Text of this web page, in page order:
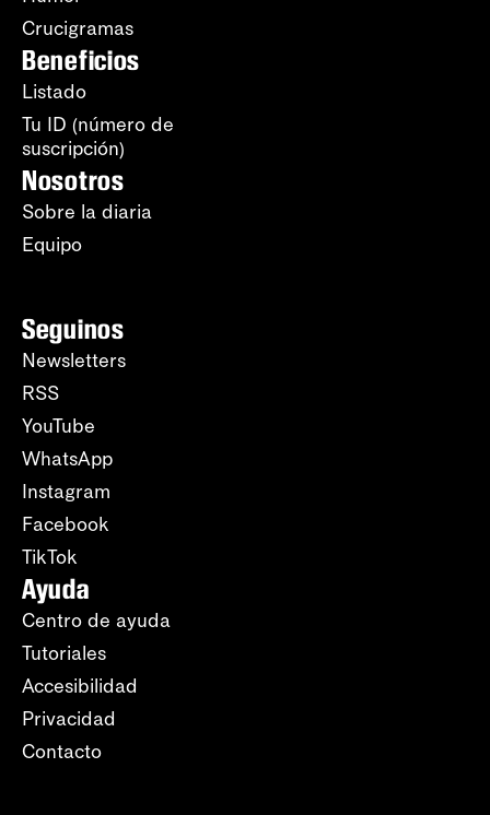
Crucigramas
Beneficios
Listado
Tu ID (número de
suscripción)
Nosotros
Sobre la diaria
Equipo
Seguinos
Newsletters
RSS
YouTube
WhatsApp
Instagram
Facebook
TikTok
Ayuda
Centro de ayuda
Tutoriales
Accesibilidad
Privacidad
Contacto